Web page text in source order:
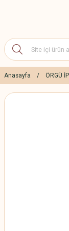
Anasayfa ÖRGÜ